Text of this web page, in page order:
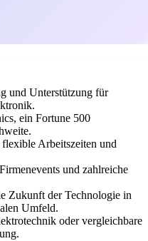
und Unterstützung für
ein Fortune 500
Arbeitszeiten und
und zahlreiche
Zukunft der Technologie in
Umfeld.
oder vergleichbare